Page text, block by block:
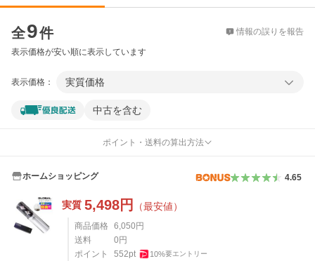
全9件 情報の誤りを報告
表示価格が安い順に表示しています
表示価格： 実質価格
中古を含む
ポイント・送料の算出方法
ホームショッピング 4.65
実質 5,498円 （最安値）
商品価格 6,050 円
送料
0 円
ポイント
552pt 10%要エントリー